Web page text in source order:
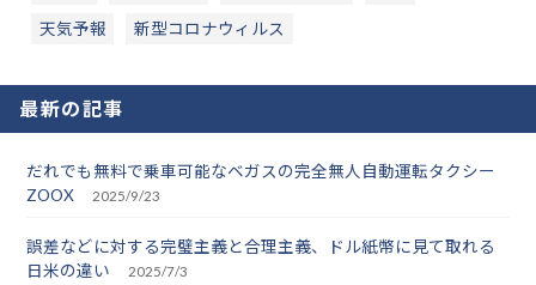
天気予報 新型コロナウィルス
最新の記事
だれでも無料で乗車可能なベガスの完全無人自動運転タクシー
ZOOX
2025/9/23
誤差などに対する完璧主義と合理主義、ドル紙幣に見て取れる
日米の違い
2025/7/3